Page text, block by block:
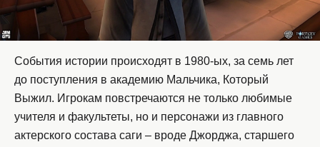
События истории происходят в 1980-ых, за семь лет
до поступления в академию Мальчика, Который
Выжил. Игрокам повстречаются не только любимые
учителя и факультеты, но и персонажи из главного
актерского состава саги – вроде Джорджа, старшего